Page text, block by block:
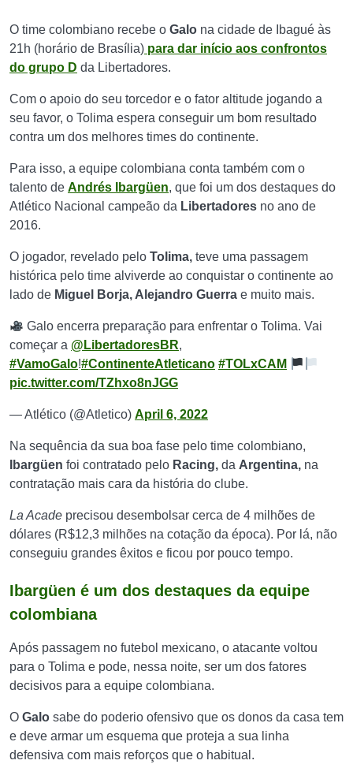
O time colombiano recebe o Galo na cidade de Ibagué às
21h (horário de Brasília) para dar início aos confrontos
do grupo D da Libertadores.
Com o apoio do seu torcedor e o fator altitude jogando a
seu favor, o Tolima espera conseguir um bom resultado
contra um dos melhores times do continente.
Para isso, a equipe colombiana conta também com o
talento de Andrés Ibargüen, que foi um dos destaques do
Atlético Nacional campeão da Libertadores no ano de
2016.
O jogador, revelado pelo Tolima, teve uma passagem
histórica pelo time alviverde ao conquistar o continente ao
lado de Miguel Borja, Alejandro Guerra e muito mais.
Galo encerra preparação para enfrentar o Tolima. Vai
começar a @LibertadoresBR,
#VamoGalo!#ContinenteAtleticano #TOLxCAM
pic.twitter.com/TZhxo8nJGG
— Atlético (@Atletico) April 6, 2022
Na sequência da sua boa fase pelo time colombiano,
Ibargüen foi contratado pelo Racing, da Argentina, na
contratação mais cara da história do clube.
La Acade precisou desembolsar cerca de 4 milhões de
dólares (R$12,3 milhões na cotação da época). Por lá, não
conseguiu grandes êxitos e ficou por pouco tempo.
Ibargüen é um dos destaques da equipe
colombiana
Após passagem no futebol mexicano, o atacante voltou
para o Tolima e pode, nessa noite, ser um dos fatores
decisivos para a equipe colombiana.
O Galo sabe do poderio ofensivo que os donos da casa tem
e deve armar um esquema que proteja a sua linha
defensiva com mais reforços que o habitual.